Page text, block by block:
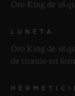
Oro King de 18
LUNETA
Oro King de 18
de titanio en